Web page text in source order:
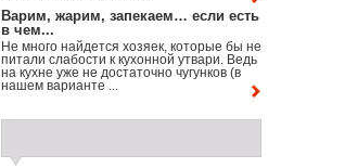
Варим, жарим, запекаем… если есть
в чем...
Не много найдется хозяек, которые бы не
питали слабости к кухонной утвари. Ведь
на кухне уже не достаточно чугунков (в
нашем варианте ...